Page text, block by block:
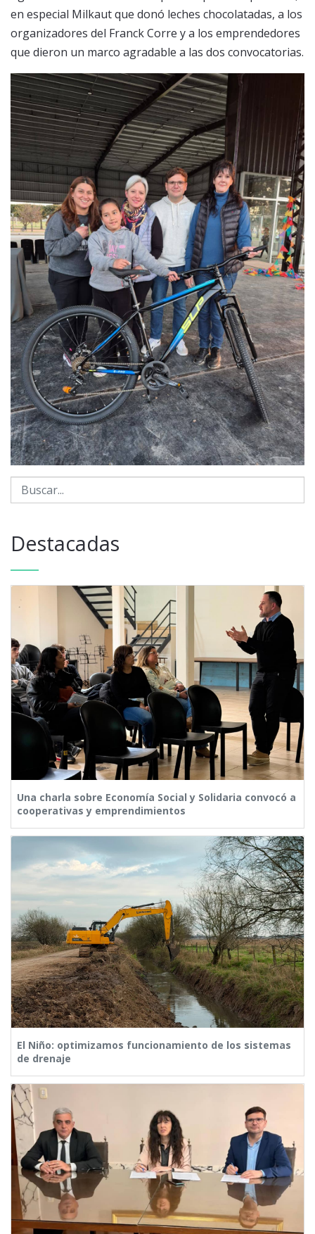
en especial Milkaut que donó leches chocolatadas, a los
organizadores del Franck Corre y a los emprendedores
que dieron un marco agradable a las dos convocatorias.
Destacadas
Una charla sobre Economía Social y Solidaria convocó a
cooperativas y emprendimientos
El Niño: optimizamos funcionamiento de los sistemas
de drenaje